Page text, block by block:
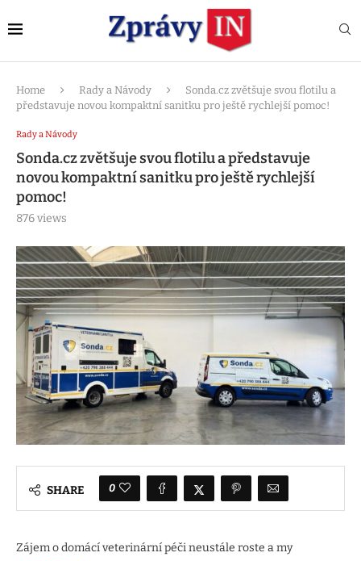
Home Rady a Návody
Sonda.cz zvětšuje svou flotilu a
představuje novou kompaktní sanitku pro ještě rychlejší pomoc!
Rady a Návody
Sonda.cz zvětšuje svou flotilu a představuje
novou kompaktní sanitku pro ještě rychlejší
pomoc!
876views
SHARE 0
Zájem o domácí veterinární péči neustále roste a my